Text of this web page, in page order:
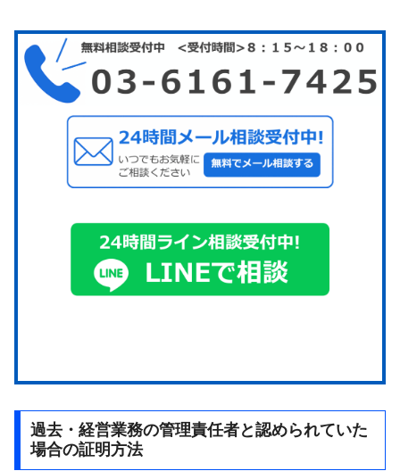
過去・経営業務の管理責任者と認められていた
場合の証明方法